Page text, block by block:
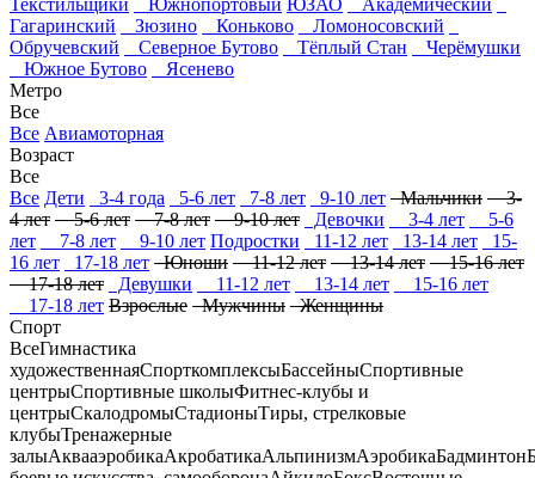
Текстильщики
Южнопортовый ЮЗАО
Академический
Гагаринский
Зюзино Коньково
Ломоносовский
Обручевский
Северное Бутово Тёплый Стан
Черёмушки
Южное Бутово
Ясенево
Метро
Все
Все Авиамоторная
Возраст
Все
Все Дети 3-4 года 5-6 лет 7-8 лет 9-10 лет Мальчики 3-
4 лет 5-6 лет 7-8 лет 9-10 лет Девочки 3-4 лет
5-6
лет
7-8 лет 9-10 лет Подростки 11-12 лет 13-14 лет
15-
16 лет
17-18 лет Юноши 11-12 лет 13-14 лет 15-16 лет
17-18 лет
Девушки 11-12 лет 13-14 лет
15-16 лет
17-18 лет Взрослые Мужчины Женщины
Спорт
ВсеГимнастика
художественнаяСпорткомплексыБассейныСпортивные
центрыСпортивные школыФитнес-клубы и
центрыСкалодромыСтадионыТиры, стрелковые
клубыТренажерные
залыАквааэробикаАкробатикаАльпинизмАэробикаБадминтон